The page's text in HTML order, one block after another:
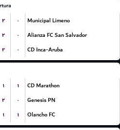
۲ ۰
Municipal Limeno
۲ ۰
Alianza FC San Salvador
۲ ۰ CD Inca-Aruba
۱ ۱
CD Marathon
۲ ۰
Genesis PN
۱ ۱ Olancho FC